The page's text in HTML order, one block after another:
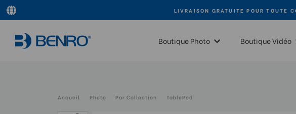
LIVRAISON GRATUITE POUR TOUTE
Boutique Photo Boutique Vidéo
Accueil Photo Par Collection TablePod